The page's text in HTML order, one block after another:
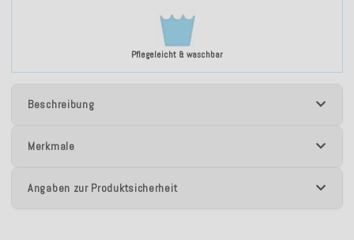
Pflegeleicht & waschbar
Beschreibung
Merkmale
Angaben zur Produktsicherheit